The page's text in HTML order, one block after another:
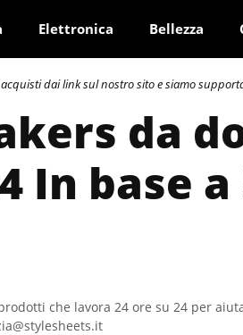
Elettronica Bellezza
dai link sul nostro sito e siamo
da
In base a
che lavora 24 ore su 24 per